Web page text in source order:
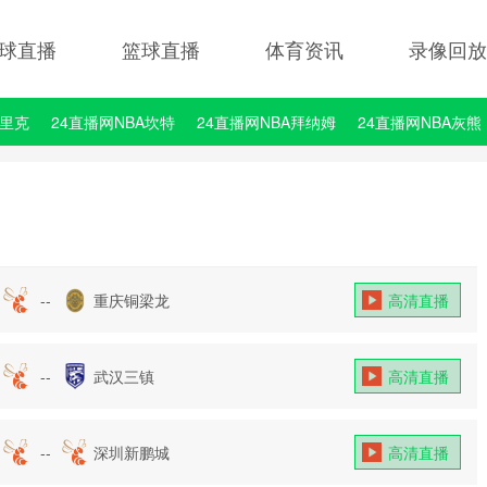
直播 篮球直播 体育资讯 录像回放
克 24直播网NBA坎特 24直播网NBA拜纳姆 24直播网NBA灰熊
-- 重庆铜梁龙 高清直播
-- 武汉三镇 高清直播
-- 深圳新鹏城 高清直播